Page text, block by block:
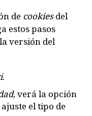
de cookiesdel
estos pasos
versión del
.
, verá la opción
el tipo de